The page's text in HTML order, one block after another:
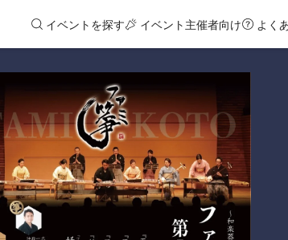
イベントを探す イベント主催者向け よく